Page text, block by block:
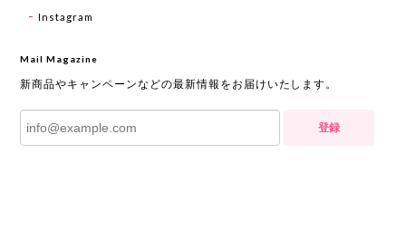
Instagram
Mail Magazine
新商品やキャンペーンなどの最新情報をお届けいたします。
登録